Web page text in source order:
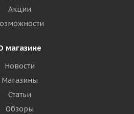
Акции
магазине
Новости
Магазины
Статьи
Обзоры